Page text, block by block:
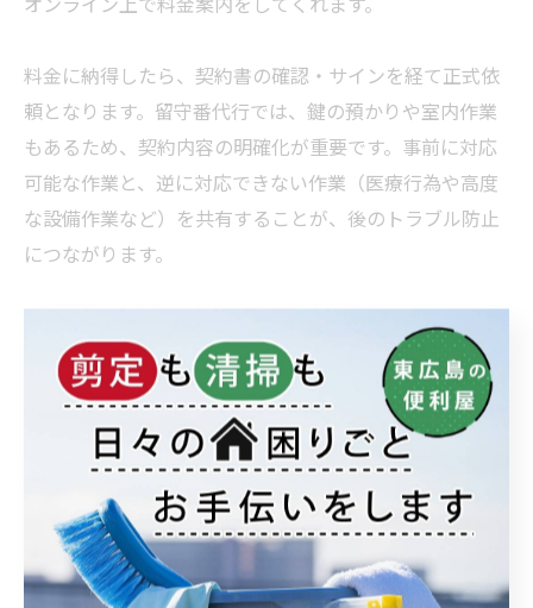
料金に納得したら、契約書の確認・サインを経て正式依
頼となります。留守番代行では、鍵の預かりや室内作業
もあるため、契約内容の明確化が重要です。事前に対応
可能な作業と、逆に対応できない作業（医療行為や高度
な設備作業など）を共有することが、後のトラブル防止
につながります。
当日は、スタッフが指定の時間に訪問し、指示された作
業を実施します。作業が完了した後は報告書や写真によ
る作業報告が届きます。この報告内容がしっかりしてい
るかどうかは、サービスの信頼性を判断するポイントで
もあります。
以下は一般的な便利屋における申し込みから完了までの
流れです。